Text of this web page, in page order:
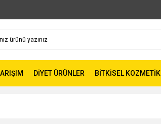
DİYET ÜRÜNLER BİTKİSEL KOZMETİK